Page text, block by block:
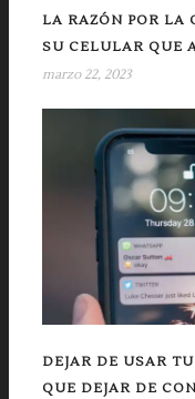
LA RAZÓN POR LA
SU CELULAR QUE
marzo 22, 2023
DEJAR DE USAR
QUE DEJAR DE